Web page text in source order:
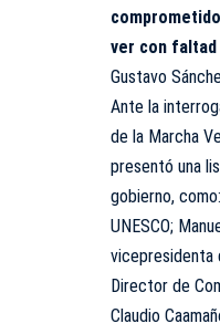
ver con faltad
Gustavo
Ante la
de la Marcha
presentó una
gobierno,
UNESCO;
vicepresidenta
Director de
Claudio